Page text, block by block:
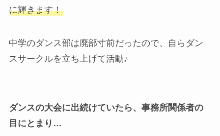
に輝きます！
中学のダンス部は廃部寸前だったので、自らダン
スサークルを立ち上げて活動♪
ダンスの大会に出続けていたら、事務所関係者の
目にとまり…